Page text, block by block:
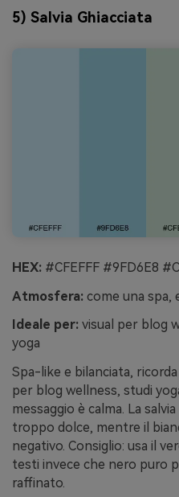
5) Salvia Ghiacciata
HEX: #CFEFFF #9FD6E8
Atmosfera: come una spa,
Ideale per: visual per blog
yoga
Spa-like e bilanciata,
per blog wellness, studi
messaggio è calma. La
troppo dolce, mentre il
negativo. Consiglio: usa il
testi invece che nero puro
raffinato.